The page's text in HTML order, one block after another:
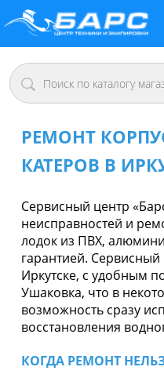
РЕМОНТ
КАТЕРОВ В
Сервисный центр
неисправностей и
лодок из ПВХ,
гарантией.
Иркутске, с удобным
Ушаковка, что в
возможность сразу
восстановления
КОГДА РЕМОНТ